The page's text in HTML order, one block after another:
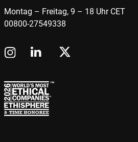
Montag – Freitag, 9 – 18 Uhr CET
00800-27549338